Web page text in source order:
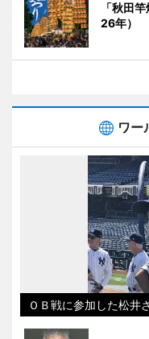
「秋田
26年）
ワー
ＯＢ戦に参加した松井